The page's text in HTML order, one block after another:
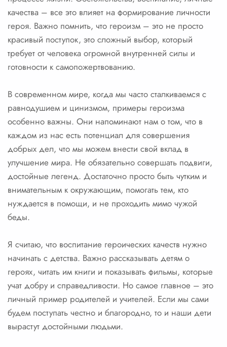
качества – все это влияет на формирование личности
героя. Важно помнить, что героизм – это не просто
красивый поступок, это сложный выбор, который
требует от человека огромной внутренней силы и
готовности к самопожертвованию.
В современном мире, когда мы часто сталкиваемся с
равнодушием и цинизмом, примеры героизма
особенно важны. Они напоминают нам о том, что в
каждом из нас есть потенциал для совершения
добрых дел, что мы можем внести свой вклад в
улучшение мира. Не обязательно совершать подвиги,
достойные легенд. Достаточно просто быть чутким и
внимательным к окружающим, помогать тем, кто
нуждается в помощи, и не проходить мимо чужой
беды.
Я считаю, что воспитание героических качеств нужно
начинать с детства. Важно рассказывать детям о
героях, читать им книги и показывать фильмы, которые
учат добру и справедливости. Но самое главное – это
личный пример родителей и учителей. Если мы сами
будем поступать честно и благородно, то и наши дети
вырастут достойными людьми.